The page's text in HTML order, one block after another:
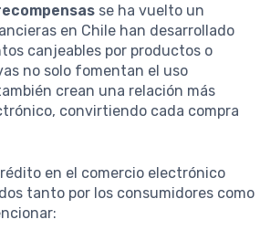
se ha vuelto un
en Chile han desarrollado
canjeables por productos o
no solo fomentan el uso
crean una relación más
convirtiendo cada compra
en el comercio electrónico
tanto por los consumidores como